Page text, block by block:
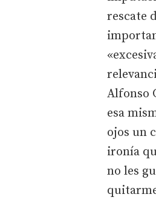
rescate
Alfonso
esa
ojos un
ironía
no les